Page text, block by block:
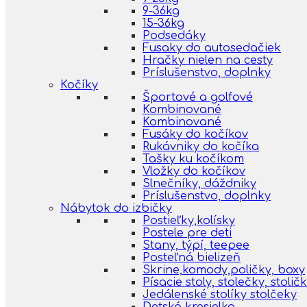
9-36kg
15-36kg
Podsedáky
Fusaky do autosedačiek
Hračky nielen na cesty
Príslušenstvo, doplnky
Kočíky
Športové a golfové
Kombinované
Kombinované
Fusáky do kočíkov
Rukávniky do kočíka
Tašky ku kočíkom
Vložky do kočíkov
Slnečníky, dáždniky
Príslušenstvo, doplnky
Nábytok do izbičky
Postieľky,kolísky
Postele pre deti
Stany, týpí, teepee
Posteľná bielizeň
Skrine,komody,poličky, boxy
Písacie stoly, stolečky,
Jedálenské stolíky stolčeky